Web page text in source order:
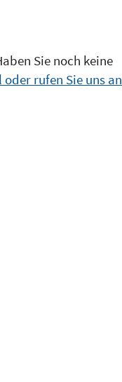
Sie noch keine
oder rufen Sie uns an